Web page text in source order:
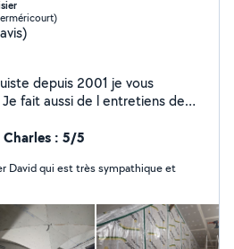
depuis 2001 je vous
fait aussi de l entretiens de
Charles : 5/5
David qui est très sympathique et